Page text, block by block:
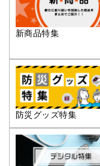
新商品特集
防災グッズ特集